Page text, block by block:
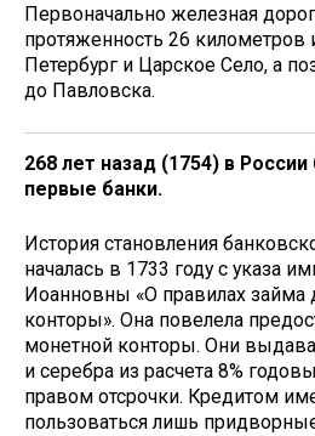
Первоначально железная
протяженность 26 километров
Петербург и Царское Село, а
до Павловска.
268 лет назад (1754) в
первые банки.
История становления
началась в 1733 году с указа
Иоанновны «О правилах займа
конторы». Она повелела
монетной конторы. Они
и серебра из расчета 8%
правом отсрочки. Кредитом
пользоваться лишь